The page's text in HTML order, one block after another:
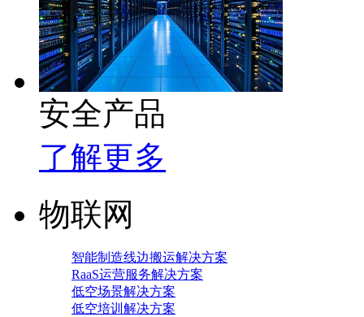
安全产品
了解更多
物联网
智能制造线边搬运解决方案
RaaS运营服务解决方案
低空场景解决方案
低空培训解决方案